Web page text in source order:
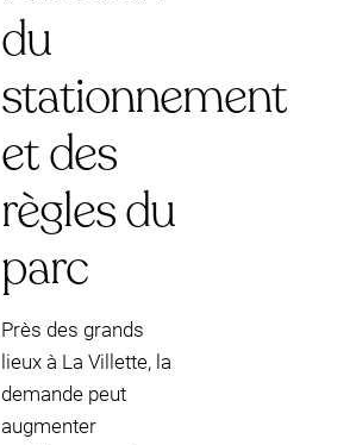
du
stationnement
et des
règles du
parc
Près des grands
lieux à La Villette, la
demande peut
augmenter